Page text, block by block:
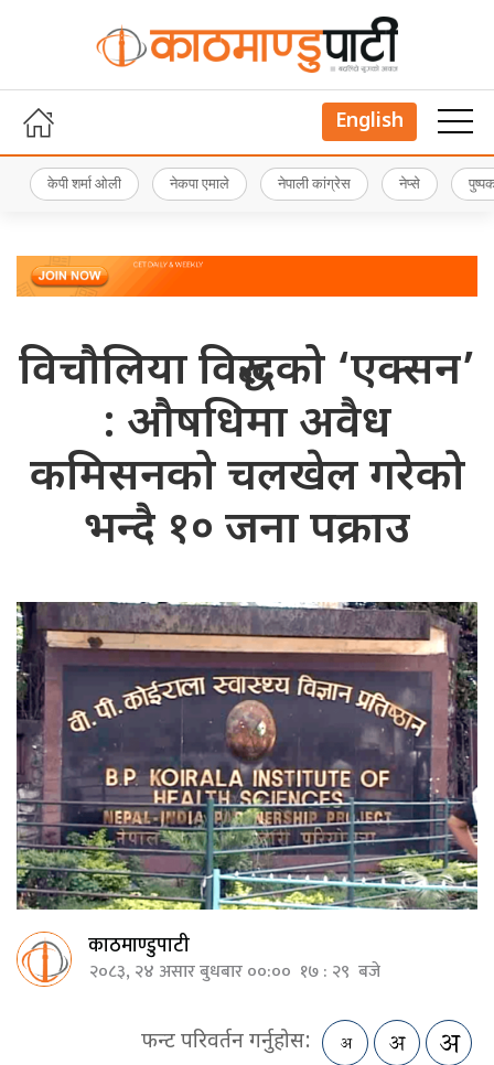
English
केपी शर्मा ओली नेकपा एमाले नेपाली कांग्रेस नेप्से
विचौलिया विरुद्धको ‘एक्सन’
: औषधिमा अवैध
कमिसनको चलखेल गरेको
भन्दै १० जना पक्राउ
काठमाण्डुपाटी
२०८३, २४ असार बुधबार ००:०० १७ : २९ बजे
फन्ट परिवर्तन गर्नुहोस: